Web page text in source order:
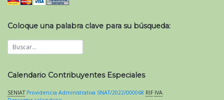
Coloque una palabra clave para su búsqueda:
Calendario Contribuyentes Especiales
SENIAT Providencia Administrativa SNAT/2022/000068 RIF IVA